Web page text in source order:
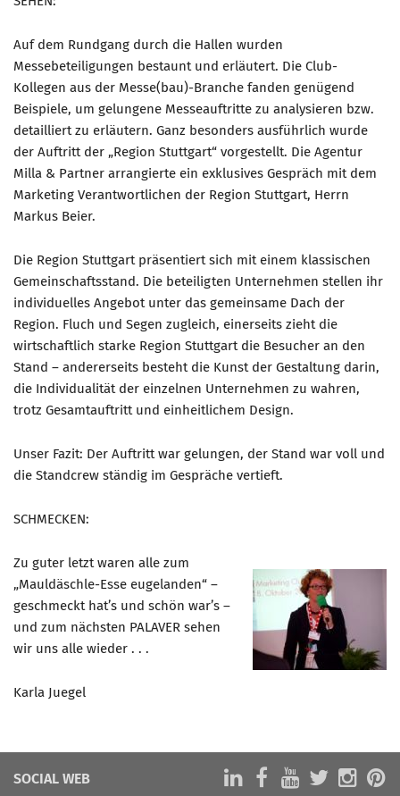
Auf dem Rundgang durch die Hallen wurden
Messebeteiligungen bestaunt und erläutert. Die Club-
Kollegen aus der Messe(bau)-Branche fanden genügend
Beispiele, um gelungene Messeauftritte zu analysieren bzw.
detailliert zu erläutern. Ganz besonders ausführlich wurde
der Auftritt der „Region Stuttgart“ vorgestellt. Die Agentur
Milla & Partner arrangierte ein exklusives Gespräch mit dem
Marketing Verantwortlichen der Region Stuttgart, Herrn
Markus Beier.
Die Region Stuttgart präsentiert sich mit einem klassischen
Gemeinschaftsstand. Die beteiligten Unternehmen stellen ihr
individuelles Angebot unter das gemeinsame Dach der
Region. Fluch und Segen zugleich, einerseits zieht die
wirtschaftlich starke Region Stuttgart die Besucher an den
Stand – andererseits besteht die Kunst der Gestaltung darin,
die Individualität der einzelnen Unternehmen zu wahren,
trotz Gesamtauftritt und einheitlichem Design.
Unser Fazit: Der Auftritt war gelungen, der Stand war voll und
die Standcrew ständig im Gespräche vertieft.
SCHMECKEN:
Zu guter letzt waren alle zum
„Mauldäschle-Esse eugelanden“ –
geschmeckt hat’s und schön war’s –
und zum nächsten PALAVER sehen
wir uns alle wieder . . .
Karla Juegel
SOCIAL WEB